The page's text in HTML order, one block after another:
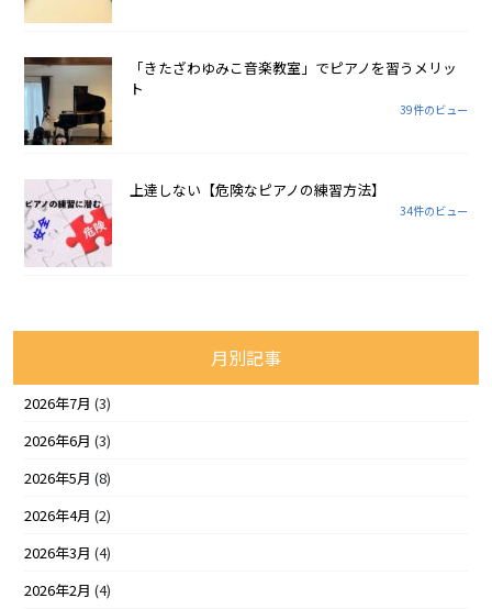
「きたざわゆみこ音楽教室」でピアノを習うメリッ
ト
39件のビュー
上達しない【危険なピアノの練習方法】
34件のビュー
月別記事
2026年7月 (3)
2026年6月 (3)
2026年5月 (8)
2026年4月 (2)
2026年3月 (4)
2026年2月 (4)